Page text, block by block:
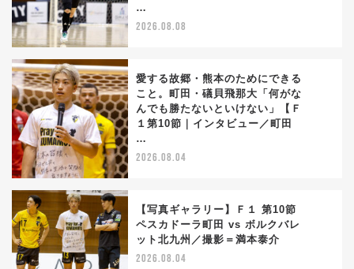
…
2026.08.08
愛する故郷・熊本のためにできる
こと。町田・礒貝飛那大「何がな
んでも勝たないといけない」【Ｆ
１第10節｜インタビュー／町田
…
2026.08.04
【写真ギャラリー】Ｆ１ 第10節
ペスカドーラ町田 vs ボルクバレ
ット北九州／撮影＝満本泰介
2026.08.04